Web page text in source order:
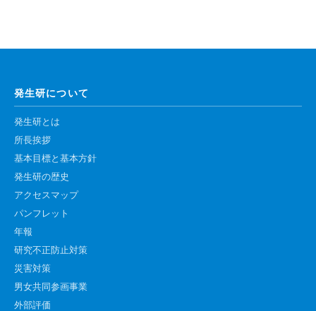
発生研について
発生研とは
所長挨拶
基本目標と基本方針
発生研の歴史
アクセスマップ
パンフレット
年報
研究不正防止対策
災害対策
男女共同参画事業
外部評価